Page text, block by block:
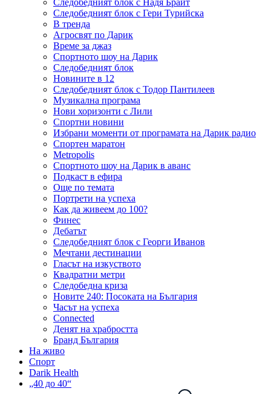
Следобедният блок с Надя Брайт
Следобедният блок с Гери Турийска
В тренда
Агросвят по Дарик
Време за джаз
Спортното шоу на Дарик
Следобедният блок
Новините в 12
Следобедният блок с Тодор Пантилеев
Музикална програма
Нови хоризонти с Лили
Спортни новини
Избрани моменти от програмата на Дарик радио
Спортен маратон
Metropolis
Спортното шоу на Дарик в аванс
Подкаст в ефира
Още по темата
Портрети на успеха
Как да живеем до 100?
Финес
Дебатът
Следобедният блок с Георги Иванов
Мечтани дестинации
Гласът на изкуството
Квадратни метри
Следобедна криза
Новите 240: Посоката на България
Часът на успеха
Connected
Денят на храбростта
Бранд България
На живо
Спорт
Darik Health
„40 до 40“